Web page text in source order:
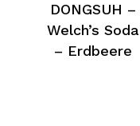
DONGSUH –
Welch’s Soda
– Erdbeere